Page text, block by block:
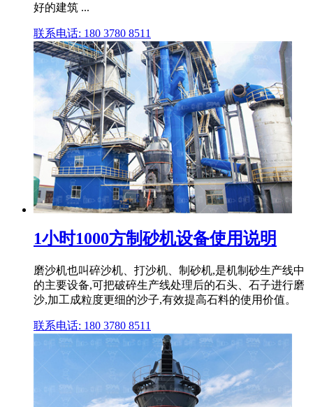
好的建筑 ...
联系电话: 180 3780 8511
1小时1000方制砂机设备使用说明
磨沙机也叫碎沙机、打沙机、制砂机,是机制砂生产线中
的主要设备,可把破碎生产线处理后的石头、石子进行磨
沙,加工成粒度更细的沙子,有效提高石料的使用价值。
联系电话: 180 3780 8511